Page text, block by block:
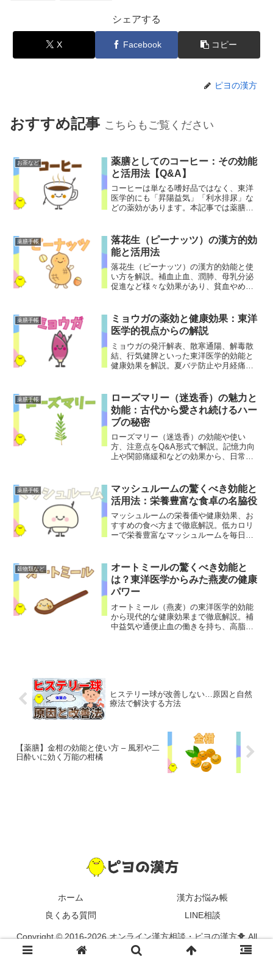
シェアする
X Facebook コピー
ピヨの漢方
おすすめ記事 こちらもご覧ください
お茶など
薬膳としてのコーヒー：その効能
と活用法【Q&A】
コーヒーは単なる嗜好品ではなく、東洋
医学的にも「昇陽益気」「利水排尿」な
どの薬効があります。本記事では薬膳と
薬膳手帳
落花生（ピーナッツ）の漢方的効
能と活用法
落花生（ピーナッツ）の漢方的効能と使
い方を解説。補血止血、潤肺、母乳分泌
促進など様々な効果があり、貧血やめま
薬膳手帳
ミョウガの薬効と健康効果：東洋
医学的視点からの解説
ミョウガの発汗解表、散寒通陽、解毒散
結、行気健脾といった東洋医学的効能と
健康効果を解説。夏バテ防止や月経痛改
薬膳手帳
ローズマリー（迷迭香）の魅力と
効能：古代から愛され続けるハー
ブの秘密
ローズマリー（迷迭香）の効能や使い
方、注意点をQ&A形式で解説。記憶力向
上や関節痛緩和などの効果から、日常で
薬膳手帳
マッシュルームの驚くべき効能と
活用法：栄養豊富な食卓の名脇役
マッシュルームの栄養価や健康効果、お
すすめの食べ方まで徹底解説。低カロリ
ーで栄養豊富なマッシュルームを毎日の
穀物類など
オートミールの驚くべき効能と
は？東洋医学からみた燕麦の健康
パワー
オートミール（燕麦）の東洋医学的効能
から現代的な健康効果まで徹底解説。補
中益気や通便止血の働きを持ち、高脂血
ヒステリー球が改善しない…原因と自然
療法で解決する方法
【薬膳】金柑の効能と使い方 – 風邪や二
日酔いに効く万能の柑橘
ホーム
漢方お悩み帳
良くある質問
LINE相談
Copyright © 2016-2026 オンライン漢方相談・ピヨの漢方🐥 All
Rights Reserved.